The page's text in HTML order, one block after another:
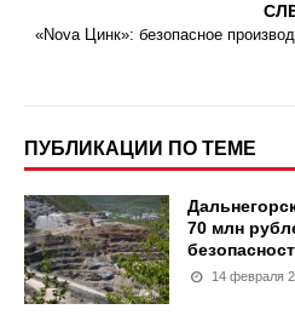
«Nova Цинк»: безопасное
ПУБЛИКАЦИИ ПО ТЕМЕ
70 млн
14 февраля